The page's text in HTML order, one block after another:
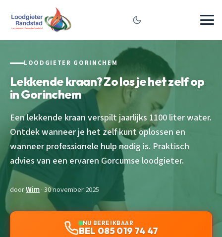
LOODGIETER GORINCHEM
Lekkende kraan? Zo los je het zelf op
in Gorinchem
Een lekkende kraan verspilt jaarlijks 1100 liter water.
Ontdek wanneer je het zelf kunt oplossen en
wanneer professionele hulp nodig is. Praktisch
advies van een ervaren Gorcumse loodgieter.
doorWim· 30 november 2025
NU BEREIKBAAR
BEL 085 019 74 47